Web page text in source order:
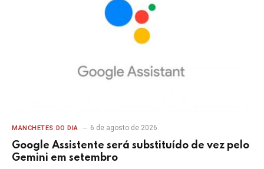
MANCHETES DO DIA 6 de agosto de 2026
Google Assistente será substituído de vez pelo
Gemini em setembro